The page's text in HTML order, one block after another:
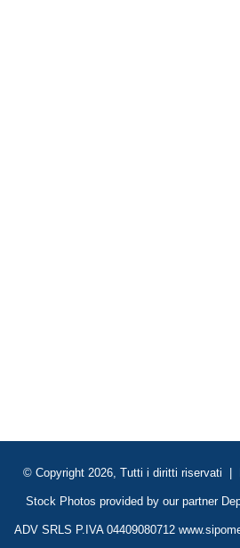
© Copyright 2026, Tutti i diritti riservati |
Stock Photos provided by our partner
ADV SRLS P.IVA 04409080712